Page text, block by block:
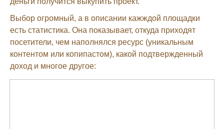
Выбор огромный, а в описании кажждой площадки
есть статистика. Она показывает, откуда приходят
посетители, чем наполнялся ресурс (уникальным
контентом или копипастом), какой подтвержденный
доход и многое другое: